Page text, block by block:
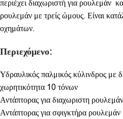
περιέχει διαχωριστή για ρουλεμάν
ρουλεμάν με τρείς ώμους. Είναι
οχημάτων.
Περιεχόμενο:
Υδραυλικός παλμικός κύλινδρος με
χωρητικότητα 10 τόνων
Αντάπτορας για διαχωριστη ρουλεμάν
Αντάπτορας για σφιγκτήρα